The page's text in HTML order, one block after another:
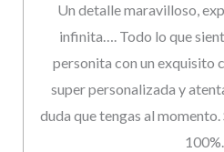
Un detalle maravilloso,
infinita…. Todo lo que
personita con un exquisito
super personalizada y
duda que tengas al
100%.